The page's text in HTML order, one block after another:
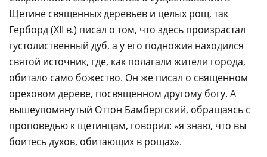
Щетине священных деревьев и целых рощ, так
Герборд (XII в.) писал о том, что здесь произрастал
густолиственный дуб, а у его подножия находился
святой источник, где, как полагали жители города,
обитало само божество. Он же писал о священном
ореховом дереве, посвященном другому богу. А
вышеупомянутый Оттон Бамбергский, обращаясь с
проповедью к щетинцам, говорил: «я знаю, что вы
боитесь духов, обитающих в рощах».